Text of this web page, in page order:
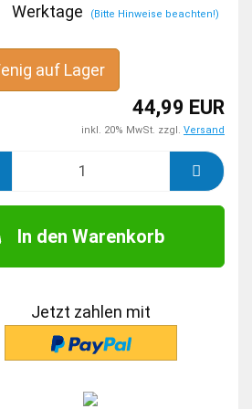
Werktage (Bitte Hinweise beachten!)
auf Lager
44,99 EUR
inkl. 20% MwSt. zzgl. Versand
In den Warenkorb
Jetzt zahlen mit